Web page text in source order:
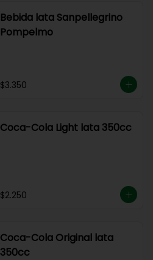
Bebida lata Sanpellegrino
Pompelmo
$3.350
Coca-Cola Light lata 350cc
$2.250
Coca-Cola Original lata
350cc